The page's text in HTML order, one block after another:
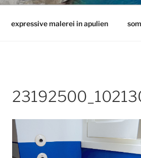
expressive malerei in apulien